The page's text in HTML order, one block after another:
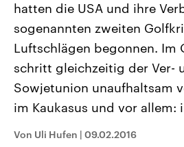
Landtagswahl Sachsen-Anhalt
2026
Alle Informationen
Sachsen-Anhalt wählt am 6.
September 2026 einen neuen
Landtag. Seit 2021 wird das
Bundesland von einer Koalition aus
CDU, SPD und FDP regiert.-
Umfragen, Prognosen,
Wahlprogramme, aktuelle Berichte
und Hintergründe zu den Parteien
Wahl.
Sendungen Programm
hatten die USA und ihre
sogenannten zweiten
Luftschlägen begonnen. Im
schritt gleichzeitig der Ver-
Sowjetunion unaufhaltsam
im Kaukasus und vor allem:
Von Uli Hufen | 09.02.2016